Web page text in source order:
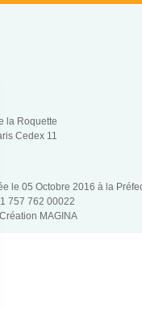
la Roquette
Cedex 11
le 05 Octobre 2016 à la
757 762 00022
Création MAGINA